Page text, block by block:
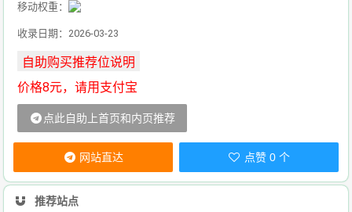
移动权重：
收录日期：2026-03-23
价格8元，请用支付宝
点此自助上首页和内页推荐
网站直达 点赞 0 个
推荐站点